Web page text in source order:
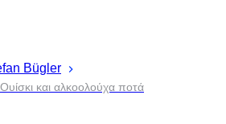
Bügler
και αλκοολούχα ποτά